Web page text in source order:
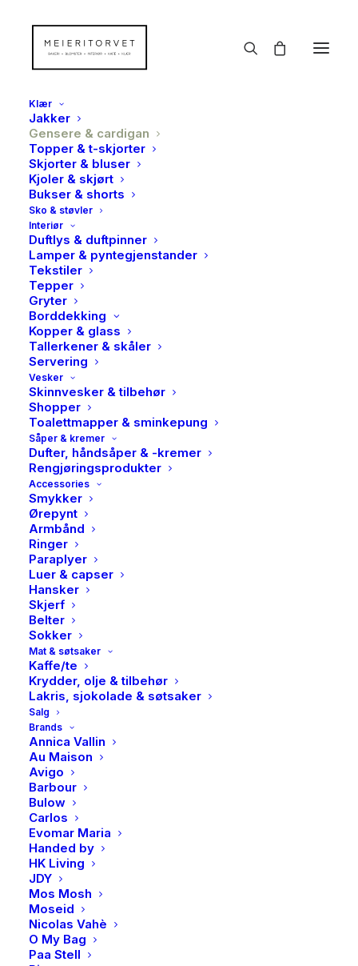
Klær
Jakker
Gensere & cardigan
Topper & t-skjorter
Skjorter & bluser
Kjoler & skjørt
Bukser & shorts
Sko & støvler
Interiør
Duftlys & duftpinner
Lamper & pyntegjenstander
Tekstiler
Tepper
Gryter
Borddekking
Kopper & glass
Tallerkener & skåler
Servering
Vesker
Skinnvesker & tilbehør
Shopper
Toalettmapper & sminkepung
Såper & kremer
Dufter, håndsåper & -kremer
Rengjøringsprodukter
Accessories
Smykker
Ørepynt
Armbånd
Ringer
Paraplyer
Luer & capser
Hansker
Skjerf
Belter
Sokker
Mat & søtsaker
Kaffe/te
Krydder, olje & tilbehør
Lakris, sjokolade & søtsaker
Salg
Brands
Annica Vallin
Au Maison
Avigo
Barbour
Bulow
Carlos
Evomar Maria
Handed by
HK Living
JDY
Mos Mosh
Moseid
Nicolas Vahè
O My Bag
Paa Stell
Samsøe samsøe, Sanoura
cardigan, Rose wine
Kortermet cardigan i en frisk rosa stripete farge fra
Samsøe Samsøe! Jakken har rund hals, knappelukking i
front og ribbestrikket hals, mansjetter og fald. De
kontrastfylte stripete gir Sanoura et stilig uttrykk som
løfter antrekket. Strikket i en god og varm blanding av
ull og alpakka.
Dette produktet er for tiden utsolgt og
utilgjengelig.
Produktnummer